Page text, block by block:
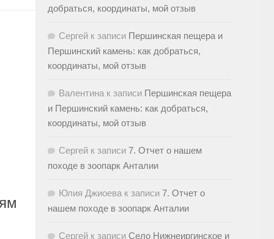
добраться, координаты, мой отзыв
Сергей к записи Першинская пещера и
Першинский камень: как добраться,
координаты, мой отзыв
Валентина к записи Першинская пещера
и Першинский камень: как добраться,
координаты, мой отзыв
Сергей к записи 7. Отчет о нашем
походе в зоопарк Анталии
Юлия Джиоева к записи 7. Отчет о
нашем походе в зоопарк Анталии
Сергей к записи Село Нижнеиргинское и